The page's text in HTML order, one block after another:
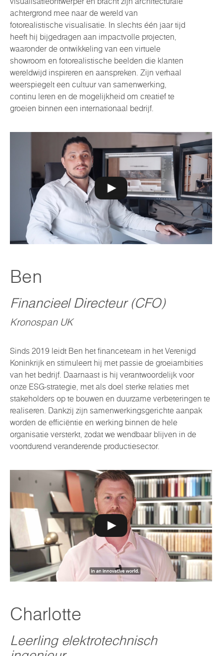
achtergrond mee naar de wereld van
fotorealistische visualisatie. In slechts één jaar tijd
heeft hij bijgedragen aan impactvolle projecten,
waaronder de ontwikkeling van een virtuele
showroom en fotorealistische beelden die klanten
wereldwijd inspireren en aanspreken. Zijn verhaal
weerspiegelt een cultuur van samenwerking,
continu leren en de mogelijkheid om creatief te
groeien binnen een internationaal bedrijf.
Ben
Financieel Directeur (CFO)
Kronospan UK
Sinds 2019 leidt Ben het financeteam in het Verenigd
Koninkrijk en stimuleert hij met passie de groeiambities
van het bedrijf. Daarnaast is hij verantwoordelijk voor
onze ESG-strategie, met als doel sterke relaties met
stakeholders op te bouwen en duurzame verbeteringen te
realiseren. Dankzij zijn samenwerkingsgerichte aanpak
worden de efficiëntie en werking binnen de hele
organisatie versterkt, zodat we wendbaar blijven in de
voortdurend veranderende productiesector.
Charlotte
Leerling elektrotechnisch